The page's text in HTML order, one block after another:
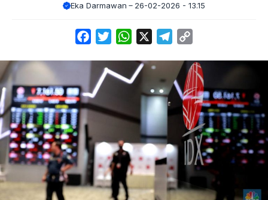
Eka Darmawan 26-02-2026 - 13.15
FacebookTwitterWhatsApp Telegram